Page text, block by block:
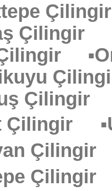
Çilingir
Çilingir
Çilingir